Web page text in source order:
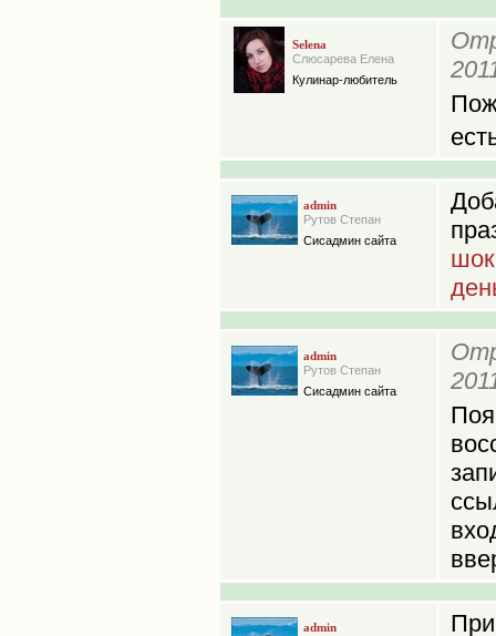
Selena
Слюсарева Елена
Кулинар-любитель
admin
Рутов Степан
Сисадмин сайта
admin
Рутов Степан
Сисадмин сайта
admin